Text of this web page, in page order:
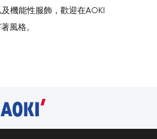
機能性服飾，歡迎在AOKI
風格。